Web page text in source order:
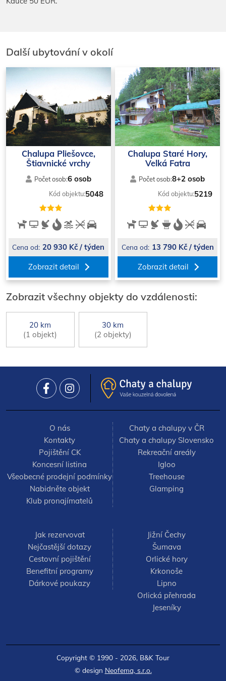
Další ubytování v okolí
Chalupa Pliešovce,
Štiavnické vrchy
Počet osob:6 osob
Kód objektu:5048
Cena od: 20 930 Kč / týden
Zobrazit detail
Chalupa Staré Hory,
Velká Fatra
Počet osob:8+2 osob
Kód objektu:5219
Cena od: 13 790 Kč / týden
Zobrazit detail
Zobrazit všechny objekty do vzdálenosti:
20 km
(1 objekt)
30 km
(2 objekty)
O nás
Kontakty
Pojištění CK
Koncesní listina
Všeobecné prodejní podmínky
Nabidněte objekt
Klub pronajímatelů
Chaty a chalupy v ČR
Chaty a chalupy Slovensko
Rekreační areály
Igloo
Treehouse
Glamping
Jak rezervovat
Nejčastější dotazy
Cestovní pojištění
Benefitní programy
Dárkové poukazy
Jižní Čechy
Šumava
Orlické hory
Krkonoše
Lipno
Orlická přehrada
Jeseníky
Copyright © 1990 - 2026, B&K Tour
© design Neofema, s.r.o.